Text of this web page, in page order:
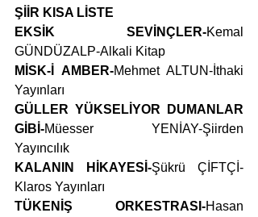
ŞİİR KISA LİSTE
EKSİK SEVİNÇLER-Kemal
GÜNDÜZALP-Alkali Kitap
MİSK-İ AMBER-Mehmet ALTUN-İthaki
Yayınları
GÜLLER YÜKSELİYOR DUMANLAR
GİBİ-Müesser YENİAY-Şiirden
Yayıncılık
KALANIN HİKAYESİ-Şükrü ÇİFTÇİ-
Klaros Yayınları
TÜKENİŞ ORKESTRASI-Hasan